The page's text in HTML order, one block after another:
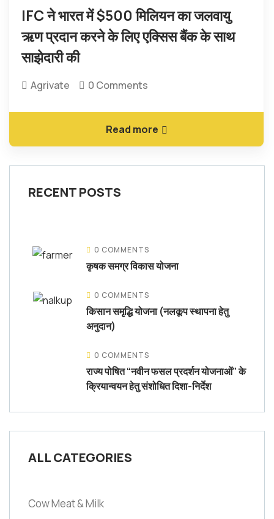
IFC ने भारत में $500 मिलियन का जलवायु
ऋण प्रदान करने के लिए एक्सिस बैंक के साथ
साझेदारी की
Agrivate 0 Comments
Read more
RECENT POSTS
0 COMMENTS
कृषक समग्र विकास योजना
0 COMMENTS
किसान समृद्धि योजना (नलकूप स्थापना हेतु
अनुदान)
0 COMMENTS
राज्य पोषित “नवीन फसल प्रदर्शन योजनाओं” के
क्रियान्वयन हेतु संशोधित दिशा-निर्देश
ALL CATEGORIES
Cow Meat & Milk